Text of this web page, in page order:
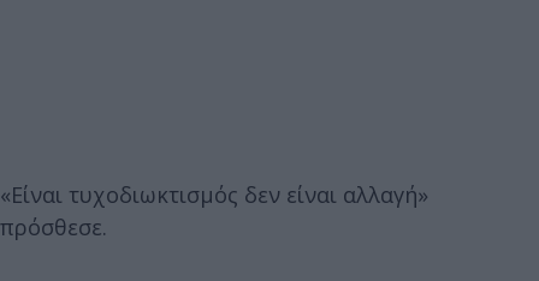
«Είναι τυχοδιωκτισμός δεν είναι αλλαγή»
πρόσθεσε.